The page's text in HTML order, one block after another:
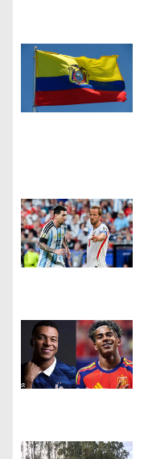
d
e
t
r
a
a
s